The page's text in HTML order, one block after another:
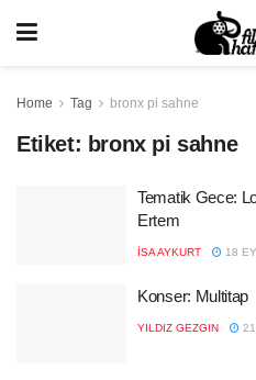
Home Tag bronx pi sahne
Etiket: bronx pi sahne
Tematik Gece:
Ertem
İSA AYKURT 18
Konser: Multitap
YILDIZ GEZGIN